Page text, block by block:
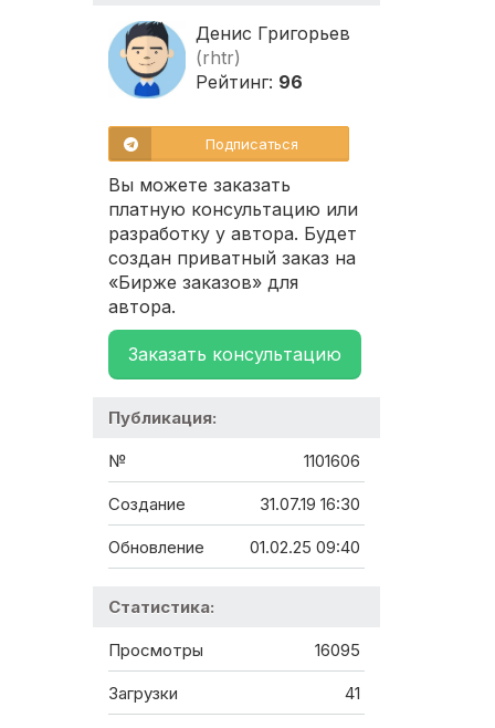
Денис Григорьев
(rhtr)
Рейтинг: 96
Подписаться
Вы можете заказать
платную консультацию или
разработку у автора. Будет
создан приватный заказ на
«Бирже заказов» для
автора.
Заказать консультацию
Публикация:
№ 1101606
Создание 31.07.19 16:30
Обновление 01.02.25 09:40
Статистика:
Просмотры 16095
Загрузки 41